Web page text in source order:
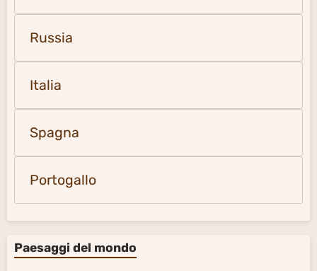
Russia
Italia
Spagna
Portogallo
Paesaggi del mondo